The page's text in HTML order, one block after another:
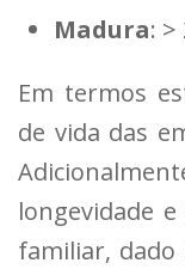
Madura: >
Em termos
de vida das
longevidade
familiar, dado